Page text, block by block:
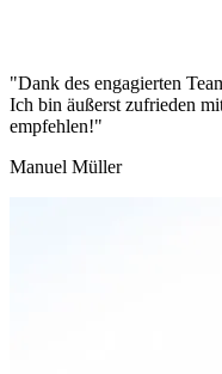
"Dank des engagierten
Ich bin äußerst zufrieden
empfehlen!"
Manuel Müller